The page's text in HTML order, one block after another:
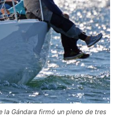
la Gándara firmó un pleno de tres